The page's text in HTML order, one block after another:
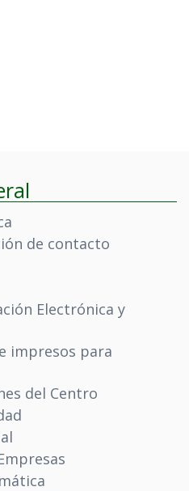
de contacto
Electrónica y
impresos para
del Centro